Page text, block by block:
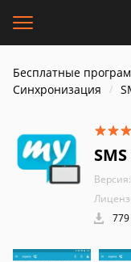
Бесплатные
Синхронизация
Версия: